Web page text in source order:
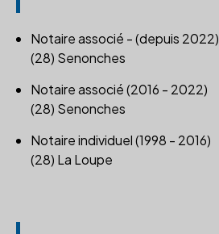
Notaire associé - (depuis 2022)
(28) Senonches
Notaire associé (2016 - 2022)
(28) Senonches
Notaire individuel (1998 - 2016)
(28) La Loupe